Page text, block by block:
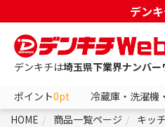
デン
デンキチは埼玉県下業界ナンバ
ポイント0pt 冷蔵庫・洗濯機
HOME
商品一覧ページ キッ